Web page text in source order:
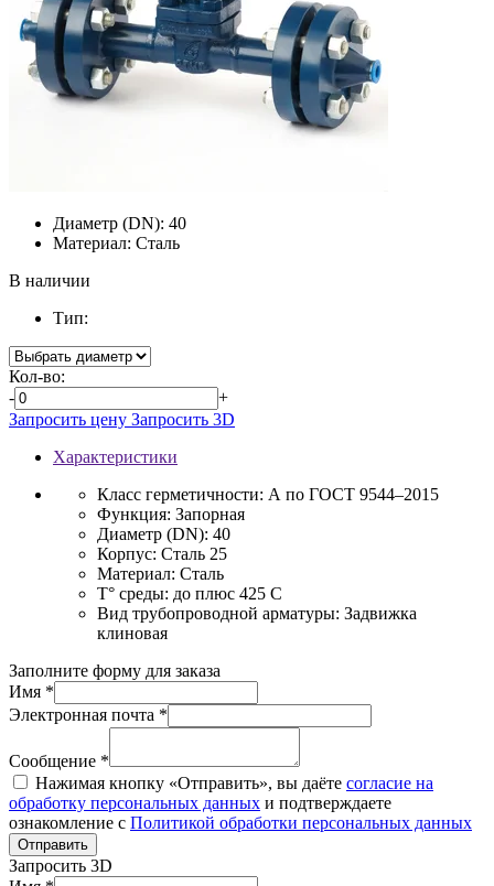
Диаметр (DN): 40
Материал: Сталь
В наличии
Тип:
Кол-во:
-
+
Запросить цену Запросить 3D
Характеристики
Класс герметичности: А по ГОСТ 9544–2015
Функция: Запорная
Диаметр (DN): 40
Корпус: Сталь 25
Материал: Сталь
T° среды: до плюс 425 С
Вид трубопроводной арматуры: Задвижка
клиновая
Заполните форму для заказа
Имя *
Электронная почта *
Сообщение *
Нажимая кнопку «Отправить», вы даёте согласие на
обработку персональных данных и подтверждаете
ознакомление с Политикой обработки персональных данных
Отправить
Запросить 3D